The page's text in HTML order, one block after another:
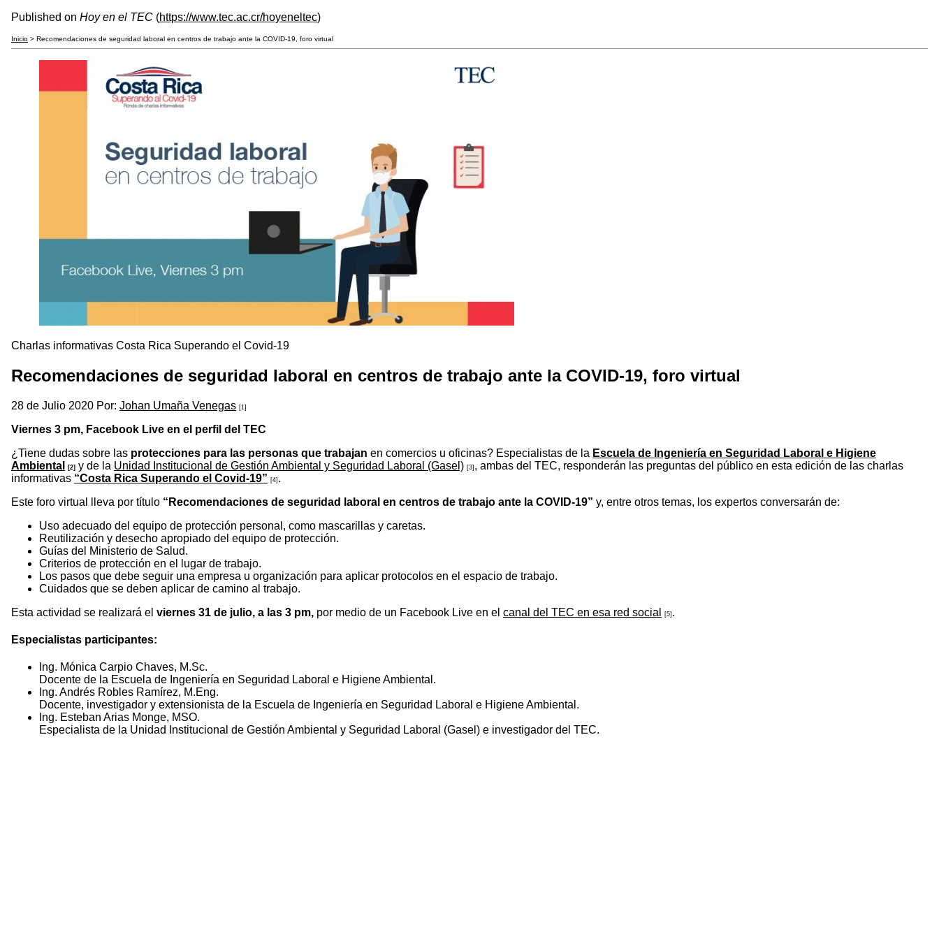
Published on Hoy en el TEC (https://www.tec.ac.cr/hoyeneltec)
Inicio > Recomendaciones de seguridad laboral en centros de trabajo ante la COVID-19, foro virtual
Charlas informativas Costa Rica Superando el Covid-19
Recomendaciones de seguridad laboral en centros de trabajo ante la COVID-19, foro virtual
28 de Julio 2020 Por: Johan Umaña Venegas [1]
Viernes 3 pm, Facebook Live en el perfil del TEC
¿Tiene dudas sobre las protecciones para las personas que trabajan en comercios u oficinas? Especialistas de la Escuela de Ingeniería en Seguridad Laboral e Higiene
Ambiental
[2] y de la Unidad Institucional de Gestión Ambiental y Seguridad Laboral (Gasel) [3] , ambas del TEC, responderán las preguntas del público en esta edición de las charlas
informativas “Costa Rica Superando el Covid-19” [4] .
Este foro virtual lleva por título “Recomendaciones de seguridad laboral en centros de trabajo ante la COVID-19” y, entre otros temas, los expertos conversarán de:
Uso adecuado del equipo de protección personal, como mascarillas y caretas.
Reutilización y desecho apropiado del equipo de protección.
Guías del Ministerio de Salud.
Criterios de protección en el lugar de trabajo.
Los pasos que debe seguir una empresa u organización para aplicar protocolos en el espacio de trabajo.
Cuidados que se deben aplicar de camino al trabajo.
Esta actividad se realizará el viernes 31 de julio, a las 3 pm, por medio de un Facebook Live en el canal del TEC en esa red social [5] .
Especialistas participantes:
Ing. Mónica Carpio Chaves, M.Sc.
Docente de la Escuela de Ingeniería en Seguridad Laboral e Higiene Ambiental.
Ing. Andrés Robles Ramírez, M.Eng.
Docente, investigador y extensionista de la Escuela de Ingeniería en Seguridad Laboral e Higiene Ambiental.
Ing. Esteban Arias Monge, MSO.
Especialista de la Unidad Institucional de Gestión Ambiental y Seguridad Laboral (Gasel) e investigador del TEC.